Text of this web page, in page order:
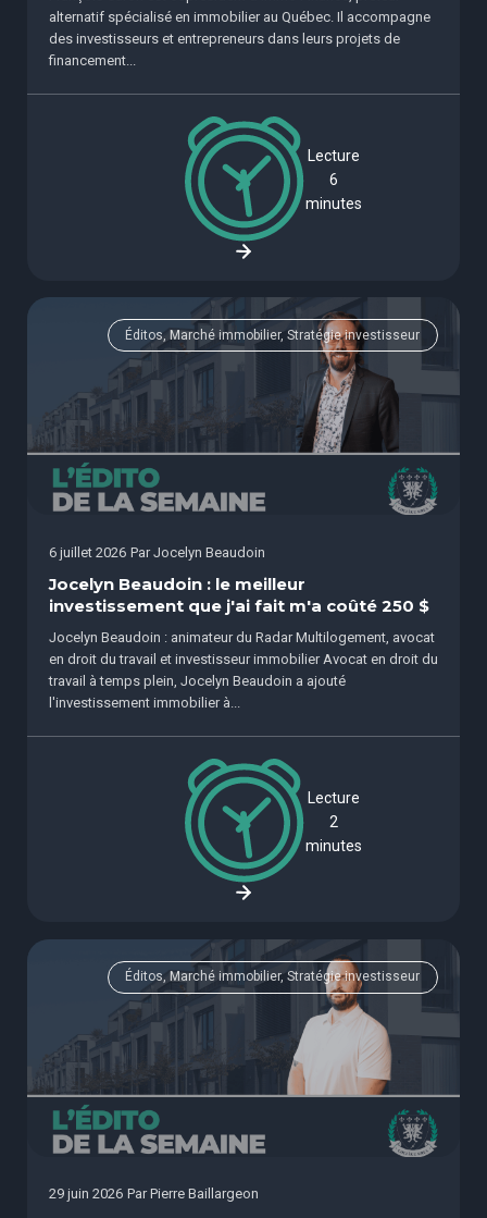
alternatif spécialisé en immobilier au Québec. Il accompagne
des investisseurs et entrepreneurs dans leurs projets de
financement...
Lecture
6
minutes
Éditos, Marché immobilier, Stratégie investisseur
6 juillet 2026 Par Jocelyn Beaudoin
Jocelyn Beaudoin : le meilleur
investissement que j'ai fait m'a coûté 250 $
Jocelyn Beaudoin : animateur du Radar Multilogement, avocat
en droit du travail et investisseur immobilier Avocat en droit du
travail à temps plein, Jocelyn Beaudoin a ajouté
l'investissement immobilier à...
Lecture
2
minutes
Éditos, Marché immobilier, Stratégie investisseur
29 juin 2026 Par Pierre Baillargeon